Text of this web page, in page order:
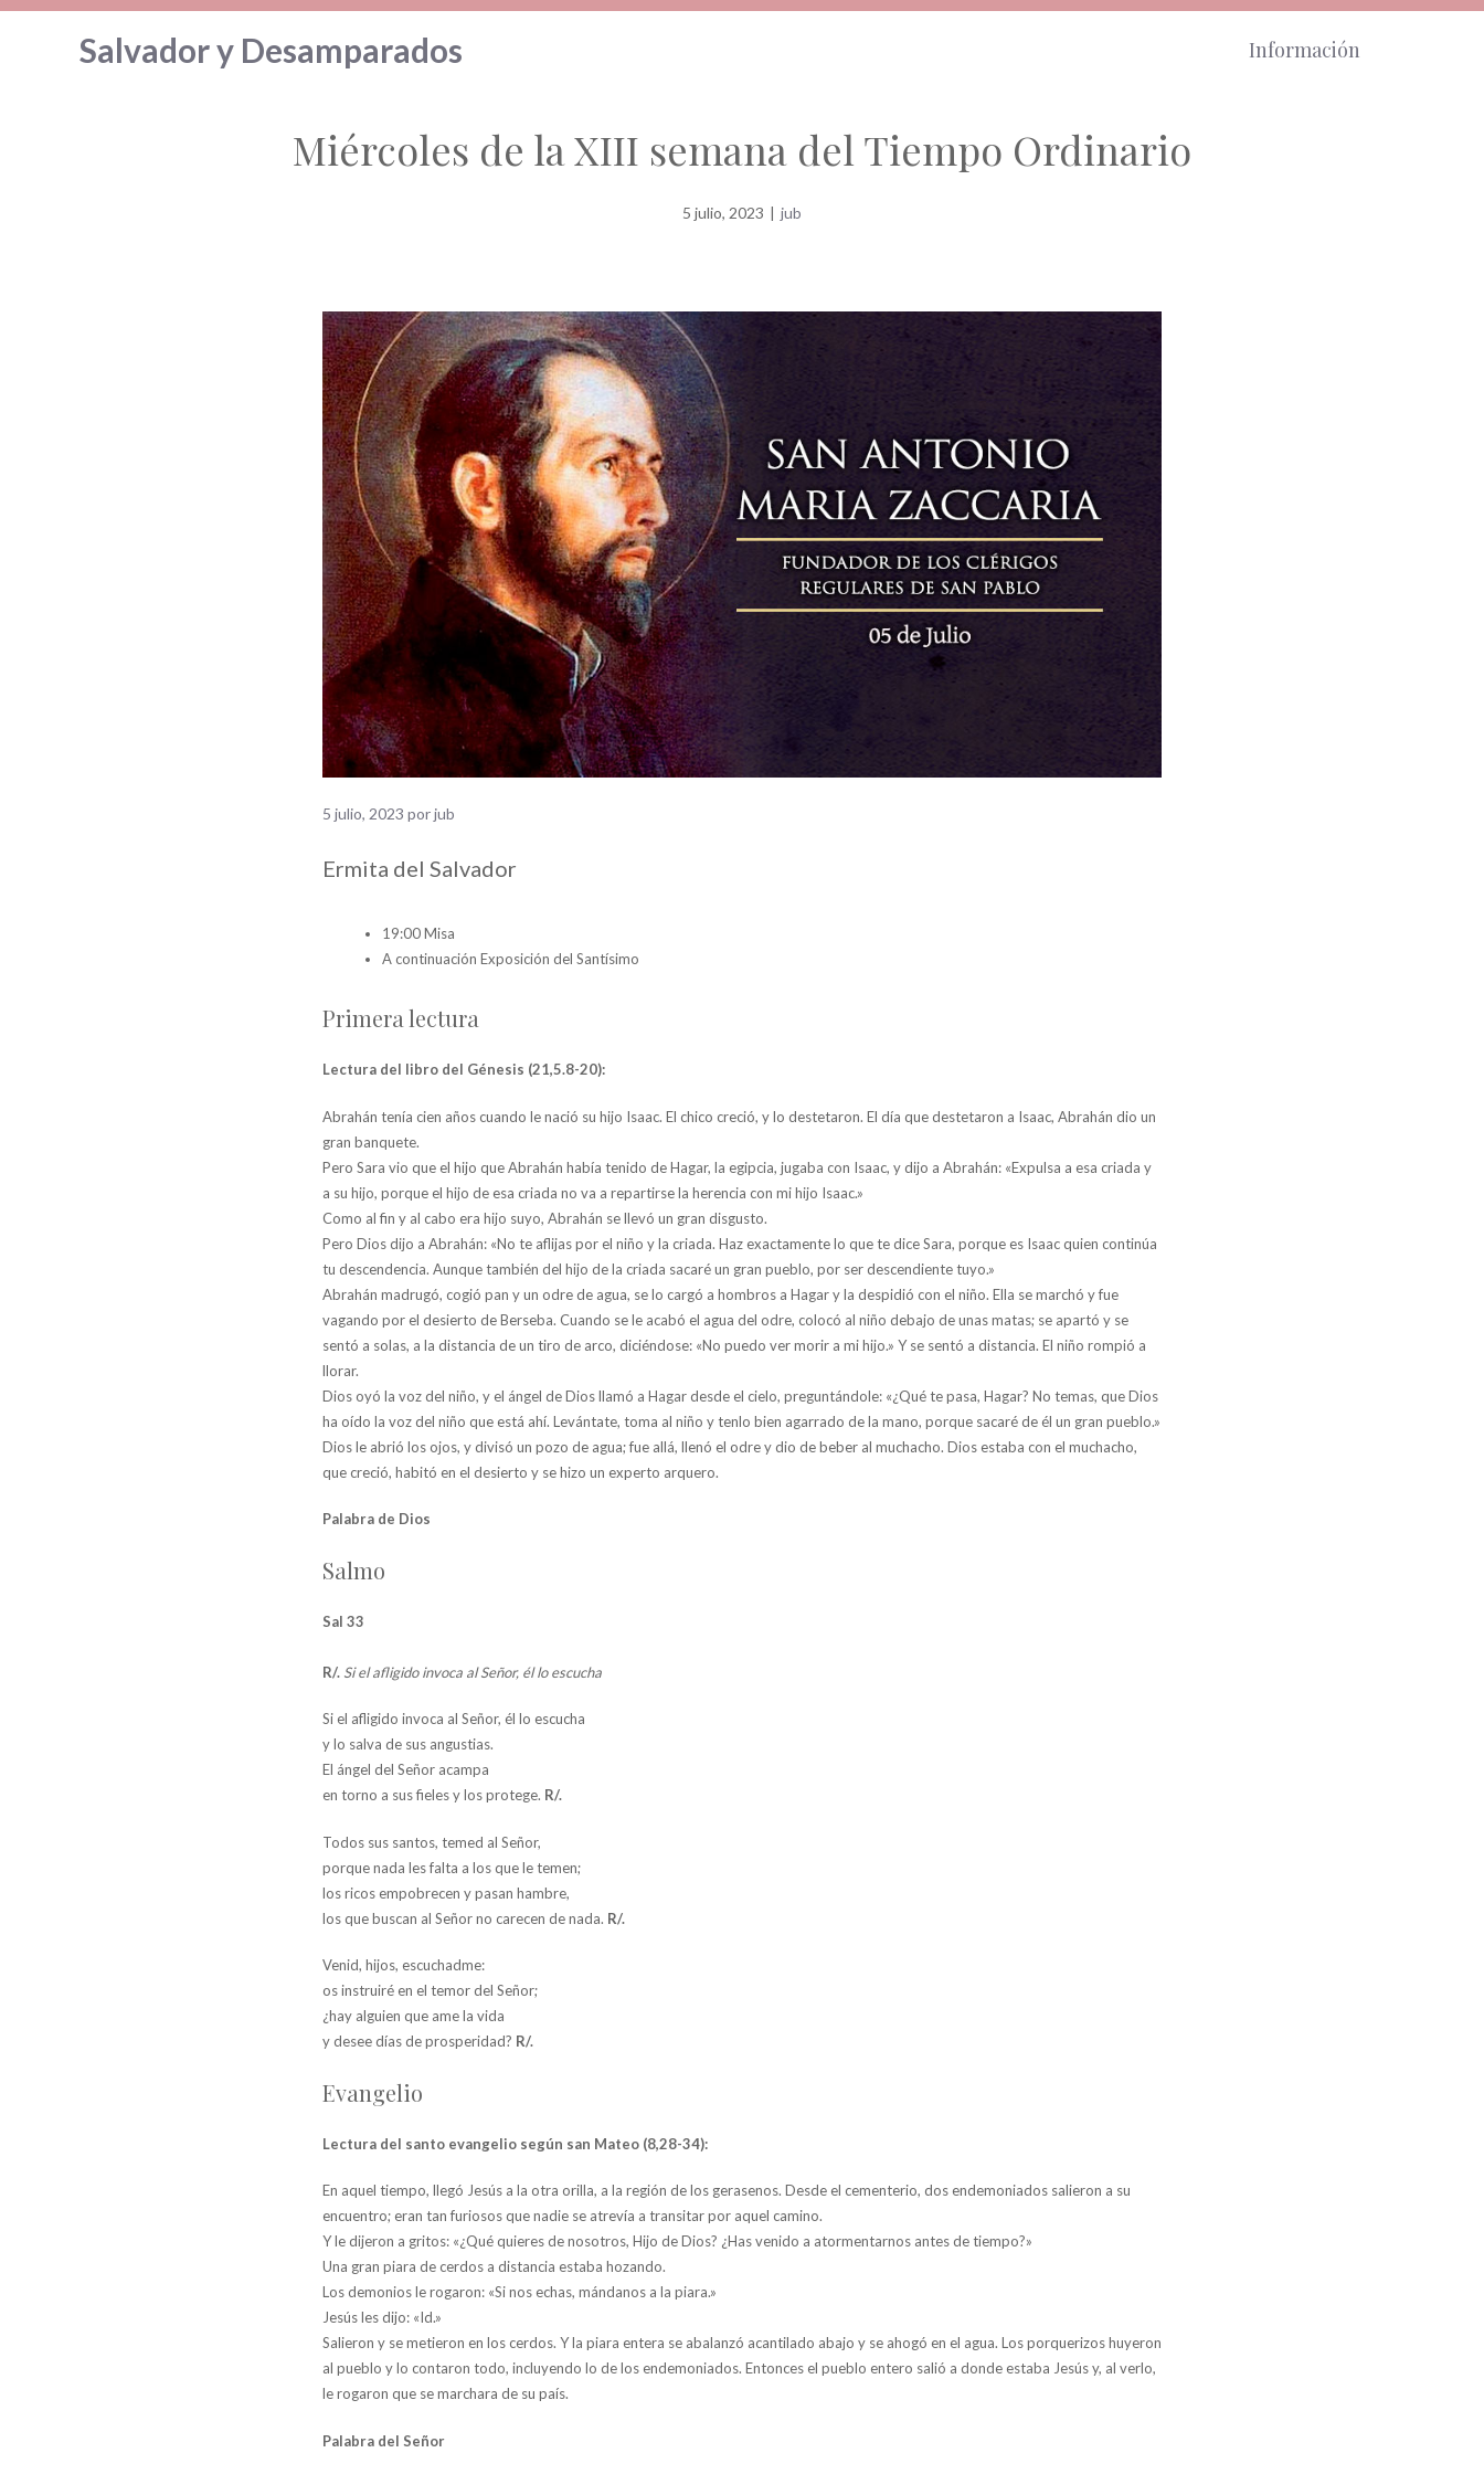
Saltar
Salvador y Desamparados Información
Miércoles de la XIII semana del Tiempo Ordinario
5 julio, 2023 | jub
5 julio, 2023 porjub
Ermita del Salvador
19:00 Misa
A continuación Exposición del Santísimo
Primera lectura
Lectura del libro del Génesis (21,5.8-20):
Abrahán tenía cien años cuando le nació su hijo Isaac. El chico creció, y lo destetaron. El día que destetaron a Isaac, Abrahán dio un
gran banquete.
Pero Sara vio que el hijo que Abrahán había tenido de Hagar, la egipcia, jugaba con Isaac, y dijo a Abrahán: «Expulsa a esa criada y
a su hijo, porque el hijo de esa criada no va a repartirse la herencia con mi hijo Isaac.»
Como al fin y al cabo era hijo suyo, Abrahán se llevó un gran disgusto.
Pero Dios dijo a Abrahán: «No te aflijas por el niño y la criada. Haz exactamente lo que te dice Sara, porque es Isaac quien continúa
tu descendencia. Aunque también del hijo de la criada sacaré un gran pueblo, por ser descendiente tuyo.»
Abrahán madrugó, cogió pan y un odre de agua, se lo cargó a hombros a Hagar y la despidió con el niño. Ella se marchó y fue
vagando por el desierto de Berseba. Cuando se le acabó el agua del odre, colocó al niño debajo de unas matas; se apartó y se
sentó a solas, a la distancia de un tiro de arco, diciéndose: «No puedo ver morir a mi hijo.» Y se sentó a distancia. El niño rompió a
llorar.
Dios oyó la voz del niño, y el ángel de Dios llamó a Hagar desde el cielo, preguntándole: «¿Qué te pasa, Hagar? No temas, que Dios
ha oído la voz del niño que está ahí. Levántate, toma al niño y tenlo bien agarrado de la mano, porque sacaré de él un gran pueblo.»
Dios le abrió los ojos, y divisó un pozo de agua; fue allá, llenó el odre y dio de beber al muchacho. Dios estaba con el muchacho,
que creció, habitó en el desierto y se hizo un experto arquero.
Palabra de Dios
Salmo
Sal 33
R/. Si el afligido invoca al Señor, él lo escucha
Si el afligido invoca al Señor, él lo escucha
y lo salva de sus angustias.
El ángel del Señor acampa
en torno a sus fieles y los protege. R/.
Todos sus santos, temed al Señor,
porque nada les falta a los que le temen;
los ricos empobrecen y pasan hambre,
los que buscan al Señor no carecen de nada. R/.
Venid, hijos, escuchadme:
os instruiré en el temor del Señor;
¿hay alguien que ame la vida
y desee días de prosperidad? R/.
Evangelio
Lectura del santo evangelio según san Mateo (8,28-34):
En aquel tiempo, llegó Jesús a la otra orilla, a la región de los gerasenos. Desde el cementerio, dos endemoniados salieron a su
encuentro; eran tan furiosos que nadie se atrevía a transitar por aquel camino.
Y le dijeron a gritos: «¿Qué quieres de nosotros, Hijo de Dios? ¿Has venido a atormentarnos antes de tiempo?»
Una gran piara de cerdos a distancia estaba hozando.
Los demonios le rogaron: «Si nos echas, mándanos a la piara.»
Jesús les dijo: «Id.»
Salieron y se metieron en los cerdos. Y la piara entera se abalanzó acantilado abajo y se ahogó en el agua. Los porquerizos huyeron
al pueblo y lo contaron todo, incluyendo lo de los endemoniados. Entonces el pueblo entero salió a donde estaba Jesús y, al verlo,
le rogaron que se marchara de su país.
Palabra del Señor